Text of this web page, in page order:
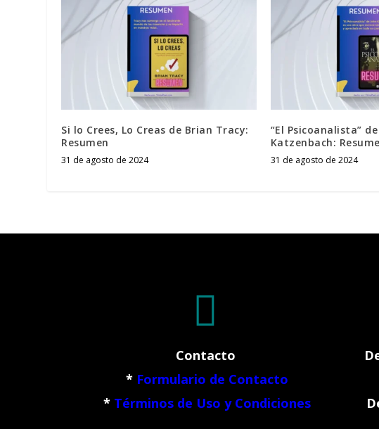
Si lo Crees, Lo Creas de Brian Tracy:
Resumen
31 de agosto de 2024
“El Psicoanalista”
Katzenbach:
31 de agosto de 2024

Contacto
* Formulario de Contacto
* Términos de Uso y Condiciones